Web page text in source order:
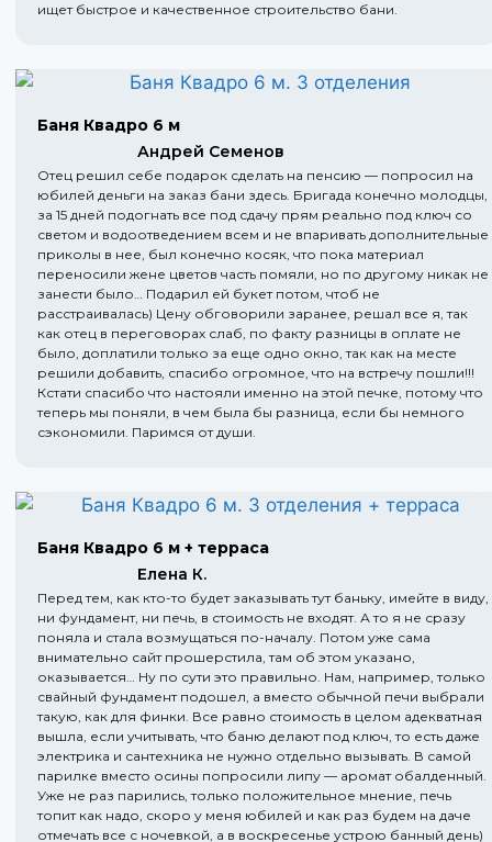
ищет быстрое и качественное строительство бани.
Баня Квадро 6 м
Андрей Семенов
Отец решил себе подарок сделать на пенсию — попросил на
юбилей деньги на заказ бани здесь. Бригада конечно молодцы,
за 15 дней подогнать все под сдачу прям реально под ключ со
светом и водоотведением всем и не впаривать дополнительные
приколы в нее, был конечно косяк, что пока материал
переносили жене цветов часть помяли, но по другому никак не
занести было… Подарил ей букет потом, чтоб не
расстраивалась) Цену обговорили заранее, решал все я, так
как отец в переговорах слаб, по факту разницы в оплате не
было, доплатили только за еще одно окно, так как на месте
решили добавить, спасибо огромное, что на встречу пошли!!!
Кстати спасибо что настояли именно на этой печке, потому что
теперь мы поняли, в чем была бы разница, если бы немного
сэкономили. Паримся от души.
Баня Квадро 6 м + терраса
Елена К.
Перед тем, как кто-то будет заказывать тут баньку, имейте в виду,
ни фундамент, ни печь, в стоимость не входят. А то я не сразу
поняла и стала возмущаться по-началу. Потом уже сама
внимательно сайт прошерстила, там об этом указано,
оказывается… Ну по сути это правильно. Нам, например, только
свайный фундамент подошел, а вместо обычной печи выбрали
такую, как для финки. Все равно стоимость в целом адекватная
вышла, если учитывать, что баню делают под ключ, то есть даже
электрика и сантехника не нужно отдельно вызывать. В самой
парилке вместо осины попросили липу — аромат обалденный.
Уже не раз парились, только положительное мнение, печь
топит как надо, скоро у меня юбилей и как раз будем на даче
отмечать все с ночевкой, а в воскресенье устрою банный день)